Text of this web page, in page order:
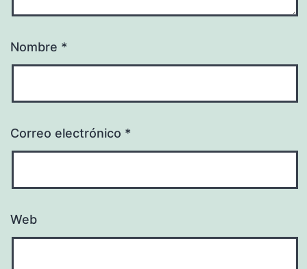
Nombre *
Correo electrónico *
Web